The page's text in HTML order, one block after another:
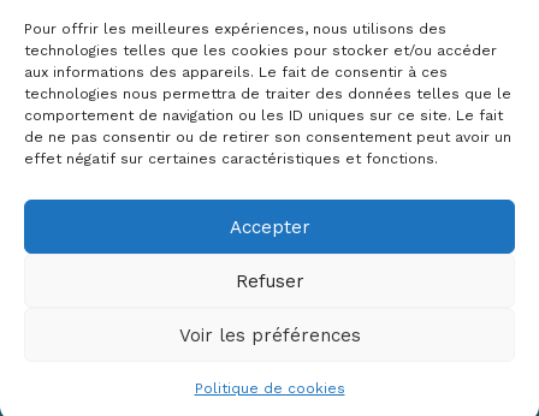
Pour offrir les meilleures expériences, nous utilisons des
technologies telles que les cookies pour stocker et/ou accéder
aux informations des appareils. Le fait de consentir à ces
technologies nous permettra de traiter des données telles que le
comportement de navigation ou les ID uniques sur ce site. Le fait
de ne pas consentir ou de retirer son consentement peut avoir un
effet négatif sur certaines caractéristiques et fonctions.
Accepter
Refuser
Voir les préférences
Politique de cookies
✉ contact@crige-paca.org
Mentions légales
RGPD
Copyright © 2026 Crige PACA